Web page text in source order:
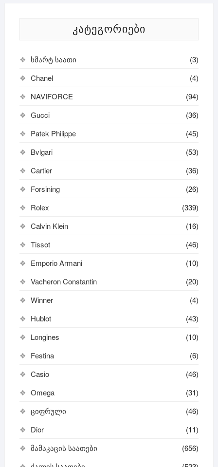
ᲙᲐᲢᲔᲒᲝᲠᲘᲔᲑᲘ
სმარტ საათი
(3)
Chanel
(4)
NAVIFORCE
(94)
Gucci
(36)
Patek Philippe
(45)
Bvlgari
(53)
Cartier
(36)
Forsining
(26)
Rolex
(339)
Calvin Klein
(16)
Tissot
(46)
Emporio Armani
(10)
Vacheron Constantin
(20)
Winner
(4)
Hublot
(43)
Longines
(10)
Festina
(6)
Casio
(46)
Omega
(31)
ციფრული
(46)
Dior
(11)
მამაკაცის საათები
(656)